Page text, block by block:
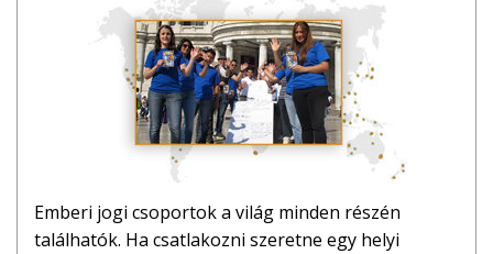
Emberi jogi csoportok a világ minden részén
találhatók. Ha csatlakozni szeretne egy helyi